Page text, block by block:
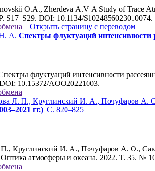
O.A., Zherdeva A.V. A Study of Trace
S17–S29. DOI: 10.1134/S1024856023010074.
Открыть страницу с переводом
А. Спектры флуктуаций интенсивности
флуктуаций интенсивности
10.15372/AOO20221003.
Л. П., Круглинский И. А., Почуфаров А.
гг.). С. 820–825
Круглинский И. А., Почуфаров А. О.,
Оптика атмосферы и океана. 2022. Т. 35. №